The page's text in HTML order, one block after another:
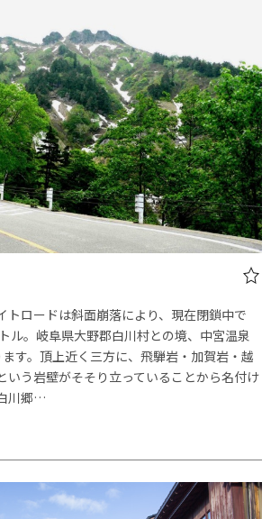
ロードは斜面崩落により、現在閉鎖中で
ル。岐阜県大野郡白川村との境、中宮温泉
す。頂上近く三方に、飛騨岩・加賀岩・越
いう岩壁がそそり立っていることから名付け
川郷…